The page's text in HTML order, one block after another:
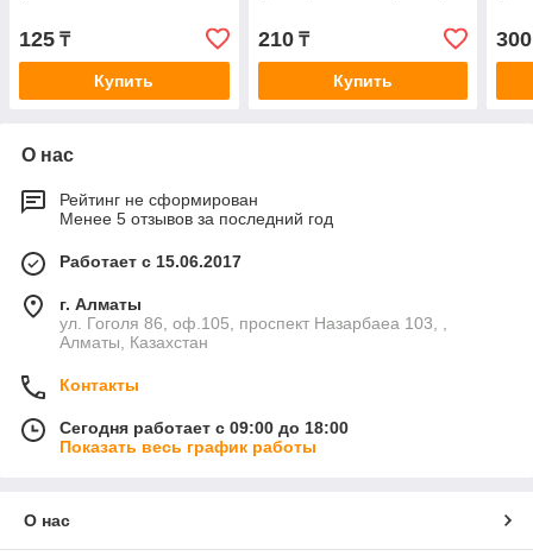
125 ₸
Купить
210₸
Купить
300
О нас
Рейтинг не сформирован
Менее 5 отзывов за последний год
Работает с 15.06.2017
г. Алматы
ул. Гоголя 86, оф.105, проспект Назарбаеа 103, ,
Алматы, Казахстан
Контакты
Сегодня работает с 09:00 до 18:00
Показать весь график работы
О нас